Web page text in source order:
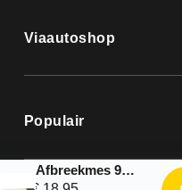
Viaautoshop
Populair
Afbreekmes 9mm